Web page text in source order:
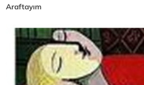
Araftayım